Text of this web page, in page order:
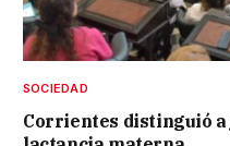
SOCIEDAD
Corrientes distinguió